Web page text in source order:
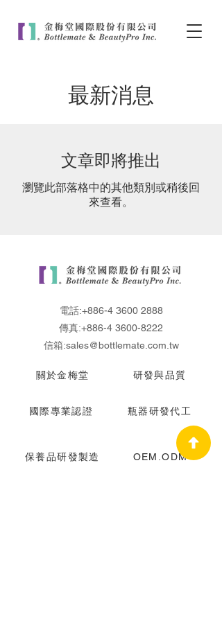
最新消息
文章即將推出
瀏覽此部落格中的其他類別或稍後回
來查看。
電話:+886-4 3600 2888
傳真:+886-4 3600-8222
信箱:sales@bottlemate.com.tw
關於金梅堂 研發與品質
國際專業認證 瓶器研發代工
保養品研發製造 OEM.ODM